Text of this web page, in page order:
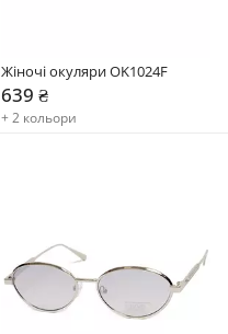
Жіночі окуляри OK1024F
639 ₴
+ 2 кольори